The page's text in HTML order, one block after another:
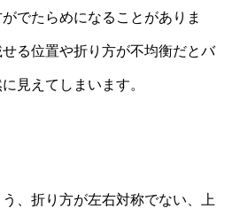
でたらめになることがありま
る位置や折り方が不均衡だとバ
見えてしまいます。
、折り方が左右対称でない、上